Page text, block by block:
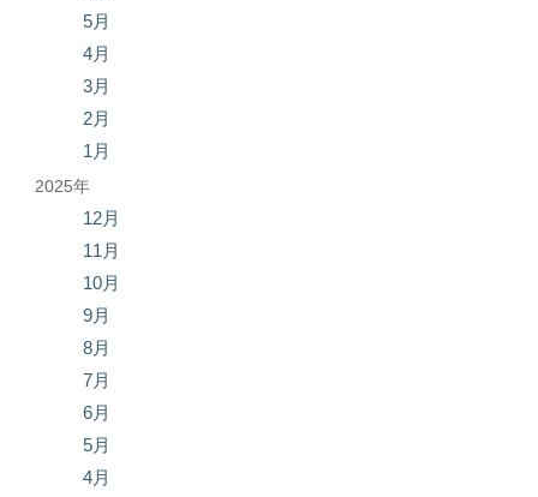
5月
4月
3月
2月
1月
2025年
12月
11月
10月
9月
8月
7月
6月
5月
4月